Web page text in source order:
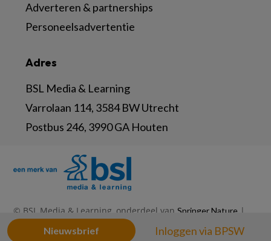
Adres
BSL Media & Learning
Varrolaan 114, 3584 BW Utrecht
Postbus 246, 3990 GA Houten
Adverteren & partnerships
Personeelsadvertentie
© BSL Media & Learning, onderdeel van Springer Nature |
Privacy Statement | Disclaimer|
Nieuwsbrief Inloggen via BPSW